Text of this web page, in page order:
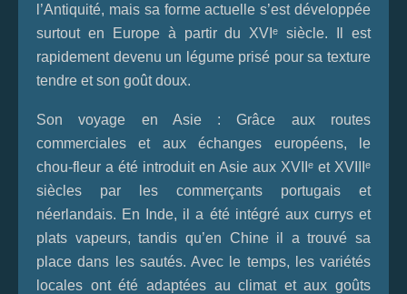
l’Antiquité, mais sa forme actuelle s’est développée
surtout en Europe à partir du XVIᵉ siècle. Il est
rapidement devenu un légume prisé pour sa texture
tendre et son goût doux.
Son voyage en Asie :Grâce aux routes
commerciales et aux échanges européens, le
chou‑fleur a été introduit en Asie aux XVIIᵉ et XVIIIᵉ
siècles par les commerçants portugais et
néerlandais. En Inde, il a été intégré aux currys et
plats vapeurs, tandis qu’en Chine il a trouvé sa
place dans les sautés. Avec le temps, les variétés
locales ont été adaptées au climat et aux goûts